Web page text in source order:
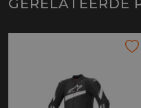
GERELATEERDE